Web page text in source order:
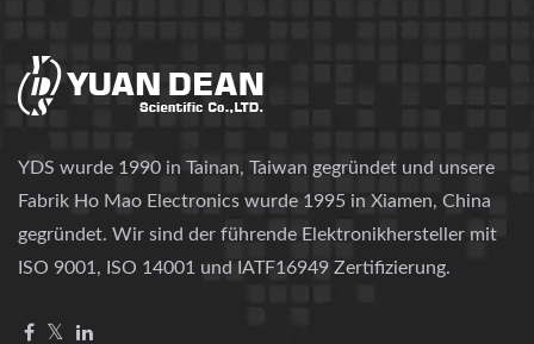
YDS wurde 1990 in Tainan, Taiwan gegründet und unsere
Fabrik Ho Mao Electronics wurde 1995 in Xiamen, China
gegründet. Wir sind der führende Elektronikhersteller mit
ISO 9001, ISO 14001 und IATF16949 Zertifizierung.